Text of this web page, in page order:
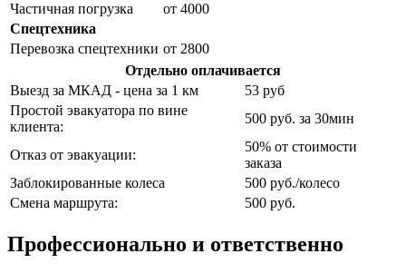
Частичная погрузка
от 4000
Спецтехника
Перевозка спецтехники от 2800
Отдельно оплачивается
Выезд за МКАД - цена за 1 км
53 руб
Простой эвакуатора по вине
клиента:
500 руб. за 30мин
Отказ от эвакуации:
50% от стоимости
заказа
Заблокированные колеса
500 руб./колесо
Смена маршрута:
500 руб.
Профессионально и ответственно